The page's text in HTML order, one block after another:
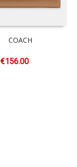
COACH
€156.00